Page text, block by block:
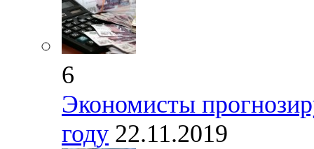
6
Экономисты
году 22.11.2019